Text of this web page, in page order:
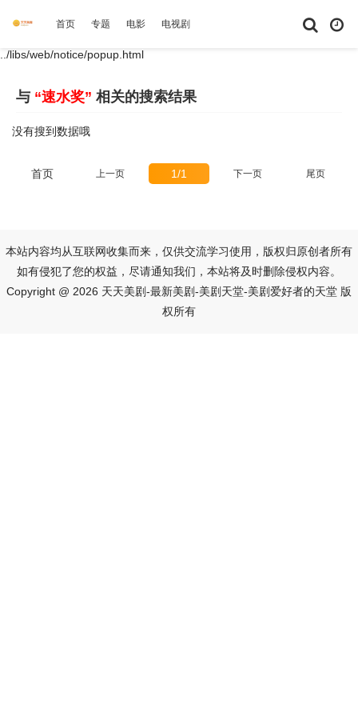
首页 专题 电影 电视剧 短剧大全 体育
../libs/web/notice/popup.html
与 “速水奖” 相关的搜索结果
没有搜到数据哦
首页 上一页 1/1 下一页 尾页
本站内容均从互联网收集而来，仅供交流学习使用，版权归原创者所有
如有侵犯了您的权益，尽请通知我们，本站将及时删除侵权内容。
Copyright @ 2026 天天美剧-最新美剧-美剧天堂-美剧爱好者的天堂 版
权所有